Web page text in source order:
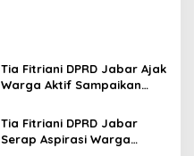
Tia Fitriani DPRD Jabar Ajak
Warga Aktif Sampaikan
pada Pengawasan
Program Pemprov Jabar
Tia Fitriani DPRD Jabar
Serap Aspirasi Warga